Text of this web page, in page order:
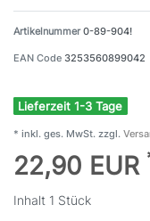
Artikelnummer0-89-904!
EAN Code 3253560899042
Lieferzeit 1-3 Tage
* inkl. ges. MwSt. zzgl.
22,90 EUR
Inhalt 1 Stück